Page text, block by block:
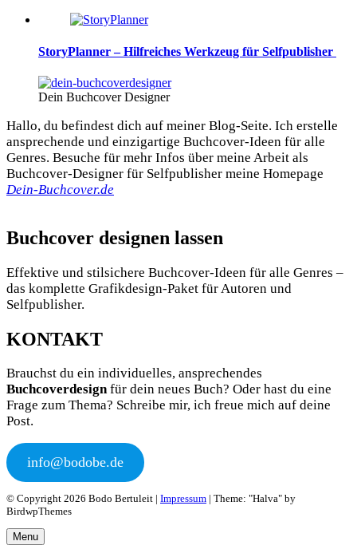
StoryPlanner – Hilfreiches Werkzeug für Selfpublisher
Dein Buchcover Designer
Hallo, du befindest dich auf meiner Blog-Seite. Ich erstelle
ansprechende und einzigartige Buchcover-Ideen für alle
Genres. Besuche für mehr Infos über meine Arbeit als
Buchcover-Designer für Selfpublisher meine Homepage
Dein-Buchcover.de
Buchcover designen lassen
Effektive und stilsichere Buchcover-Ideen für alle Genres –
das komplette Grafikdesign-Paket für Autoren und
Selfpublisher.
KONTAKT
Brauchst du ein individuelles, ansprechendes
Buchcoverdesignfür dein neues Buch? Oder hast du eine
Frage zum Thema? Schreibe mir, ich freue mich auf deine
Post.
info@bodobe.de
© Copyright 2026 Bodo Bertuleit | Impressum | Theme: "Halva" by
BirdwpThemes
Menu